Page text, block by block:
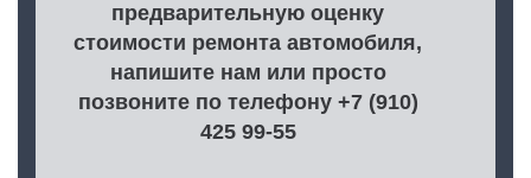
предварительную оценку
стоимости ремонта автомобиля,
напишите нам или просто
позвоните по телефону +7 (910)
425 99-55